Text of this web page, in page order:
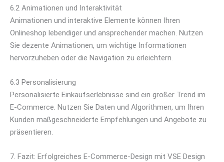
6.2 Animationen und Interaktivität
Animationen und interaktive Elemente können Ihren
Onlineshop lebendiger und ansprechender machen. Nutzen
Sie dezente Animationen, um wichtige Informationen
hervorzuheben oder die Navigation zu erleichtern.
6.3 Personalisierung
Personalisierte Einkaufserlebnisse sind ein großer Trend im
E-Commerce. Nutzen Sie Daten und Algorithmen, um Ihren
Kunden maßgeschneiderte Empfehlungen und Angebote zu
präsentieren.
7. Fazit: Erfolgreiches E-Commerce-Design mit VSE Design